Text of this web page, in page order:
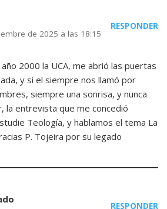
de 2025 a las 18:15
RESPONDER
2000 la UCA, me abrió las puertas
y si el siempre nos llamó por
siempre una sonrisa, y nunca
la entrevista que me concedió
Teología, y hablamos el tema La
P. Tojeira por su legado
RESPONDER